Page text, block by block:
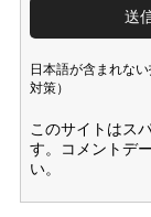
日本語が含まれな
対策）
このサイトはス
す。
コメントデ
い。